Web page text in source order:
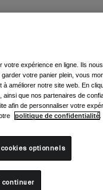
expérience en ligne. Ils
votre panier plein, vous
améliorer notre site web. En
que nos partenaires de
afin de personnaliser votre
politique de confidentialité
optionnels